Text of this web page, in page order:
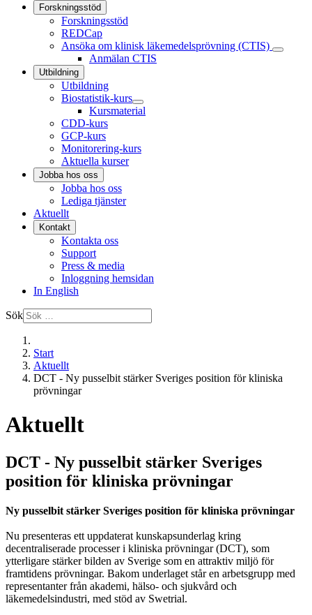
Forskningsstöd
Forskningsstöd
REDCap
Ansöka om klinisk läkemedelsprövning (CTIS)
Anmälan CTIS
Utbildning
Utbildning
Biostatistik-kurs
Kursmaterial
CDD-kurs
GCP-kurs
Monitorering-kurs
Aktuella kurser
Jobba hos oss
Jobba hos oss
Lediga tjänster
Aktuellt
Kontakt
Kontakta oss
Support
Press & media
Inloggning hemsidan
In English
Sök
Start
Aktuellt
DCT - Ny pusselbit stärker Sveriges position för kliniska
prövningar
Aktuellt
DCT - Ny pusselbit stärker Sveriges
position för kliniska prövningar
Ny pusselbit stärker Sveriges position för kliniska prövningar
Nu presenteras ett uppdaterat kunskapsunderlag kring
decentraliserade processer i kliniska prövningar (DCT), som
ytterligare stärker bilden av Sverige som en attraktiv miljö för
framtidens prövningar. Bakom underlaget står en arbetsgrupp med
representanter från akademi, hälso- och sjukvård och
läkemedelsindustri, med stöd av Swetrial.